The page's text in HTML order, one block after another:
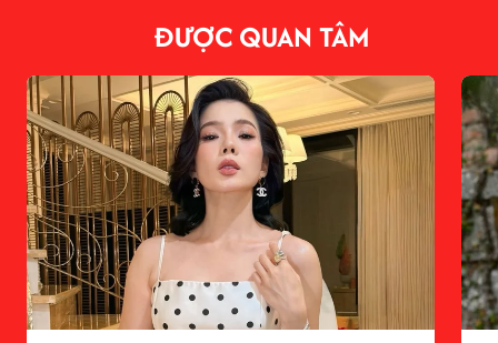
ĐƯỢC QUAN TÂM